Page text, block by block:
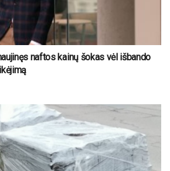
naftos kainų šokas vėl išbando